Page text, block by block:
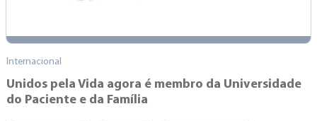
Internacional
Unidos pela Vida agora é membro da Universidade
do Paciente e da Família